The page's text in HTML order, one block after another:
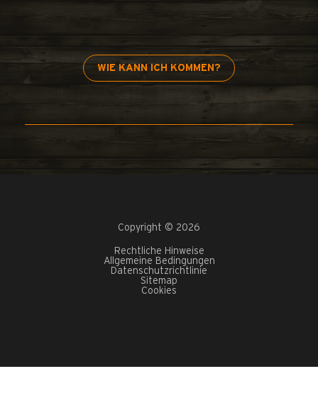
WIE KANN ICH KOMMEN?
Copyright © 2026
Rechtliche Hinweise
Allgemeine Bedingungen
Datenschutzrichtlinie
Sitemap
Cookies